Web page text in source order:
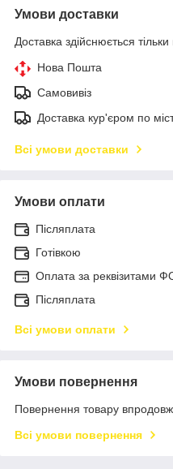
Умови доставки
Доставка здійснюється
Нова Пошта
Самовивіз
Доставка кур'єром по
Всі умови доставки
Умови оплати
Післяплата
Готівкою
Оплата за реквізитами
Післяплата
Всі умови оплати
Умови повернення
Повернення товару
Всі умови повернення